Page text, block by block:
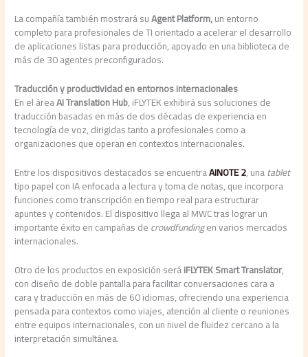
La compañía también mostrará suAgent Platform,un entorno
completo para profesionales de TI orientado a acelerar el desarrollo
de aplicaciones listas para producción, apoyado en una biblioteca de
más de 30 agentes preconfigurados.
Traducción y productividad en entornos internacionales
En el áreaAI Translation Hub, iFLYTEK exhibirá sus soluciones de
traducción basadas en más de dos décadas de experiencia en
tecnología de voz, dirigidas tanto a profesionales como a
organizaciones que operan en contextos internacionales.
Entre los dispositivos destacados se encuentraAINOTE 2, unatablet
tipo papel con IA enfocada a lectura y toma de notas, que incorpora
funciones como transcripción en tiempo real para estructurar
apuntes y contenidos. El dispositivo llega al MWC tras lograr un
importante éxito en campañas decrowdfundingen varios mercados
internacionales.
Otro de los productos en exposición seráiFLYTEK Smart Translator,
con diseño de doble pantalla para facilitar conversaciones cara a
cara y traducción en más de 60 idiomas, ofreciendo una experiencia
pensada para contextos como viajes, atención al cliente o reuniones
entre equipos internacionales, con un nivel de fluidez cercano a la
interpretación simultánea.